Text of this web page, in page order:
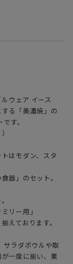
ウェア イース
る「美濃焼」の
す。
はモダン、スタ
器」のセット。
リー用」
えております。
サラダボウルや取
一度に揃い、業